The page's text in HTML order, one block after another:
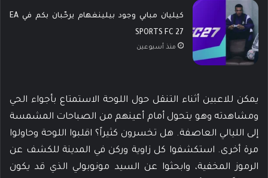
كيليان مبابي وجود بيلينغهام يرحّبان بكم في EA
SPORTS FC 27
منذ أسبوعين
يمكن للاعبين أثناء التنقل حول اللوحة الاستمتاع بأجواء الحي
ومشاهدته وهو يتحول أمام أعينهم من الصباحات المشمسة
إلى الليالي العاصفة. هل تخسرون كثيراً؟ اقلبوا اللوحة وحاولوا
مرة أخرى. استكشفوا كل زاوية وركن في المدينة للكشف عن
الرموز المخفية، وابحثوا عن السيد مونوبولي الذي قد يكون